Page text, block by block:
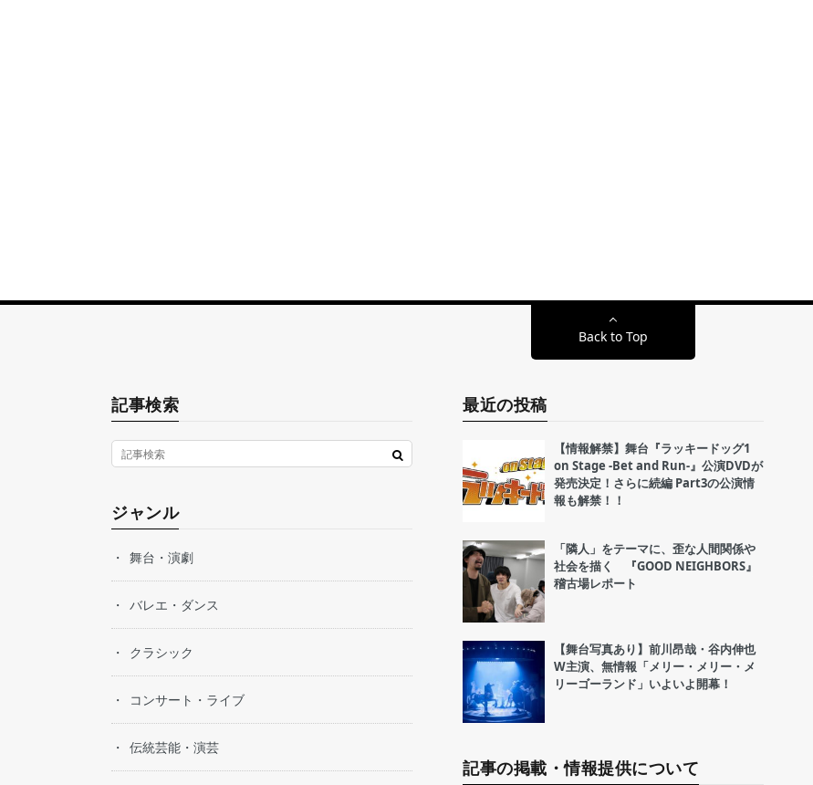
Back to Top
記事検索
ジャンル
舞台・演劇
バレエ・ダンス
クラシック
コンサート・ライブ
伝統芸能・演芸
最近の投稿
【情報解禁】舞台『ラッキードッグ1
on Stage -Bet and Run-』公演DVDが
発売決定！さらに続編 Part3の公演情
報も解禁！！
「隣人」をテーマに、歪な人間関係や
社会を描く 『GOOD NEIGHBORS』
稽古場レポート
【舞台写真あり】前川昂哉・谷内伸也
W主演、無情報「メリー・メリー・メ
リーゴーランド」いよいよ開幕！
記事の掲載・情報提供について